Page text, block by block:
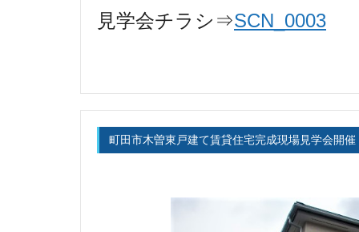
見学会チラシ⇒SCN_0003
町田市木曽東戸建て賃貸住宅完成現場見学会開催